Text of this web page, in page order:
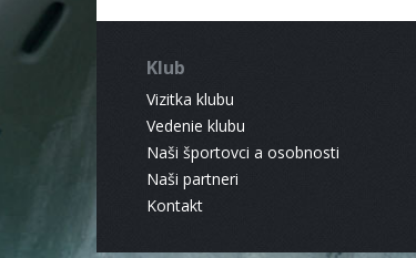
Klub
Vizitka klubu
Vedenie klubu
Naši športovci a osobnosti
Naši partneri
Kontakt